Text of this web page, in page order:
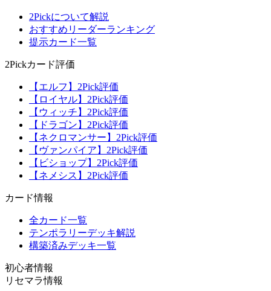
2Pickについて解説
おすすめリーダーランキング
提示カード一覧
2Pickカード評価
【エルフ】2Pick評価
【ロイヤル】2Pick評価
【ウィッチ】2Pick評価
【ドラゴン】2Pick評価
【ネクロマンサー】2Pick評価
【ヴァンパイア】2Pick評価
【ビショップ】2Pick評価
【ネメシス】2Pick評価
カード情報
全カード一覧
テンポラリーデッキ解説
構築済みデッキ一覧
初心者情報
リセマラ情報